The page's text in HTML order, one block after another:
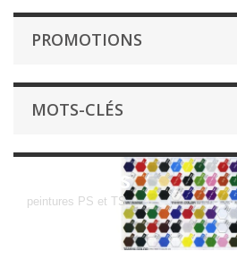
PROMOTIONS
MOTS-CLÉS
peintures
peintures PS et TS